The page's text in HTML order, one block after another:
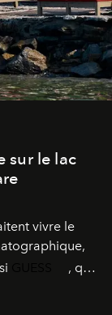
sur le lac
vivre le
, qui
plus